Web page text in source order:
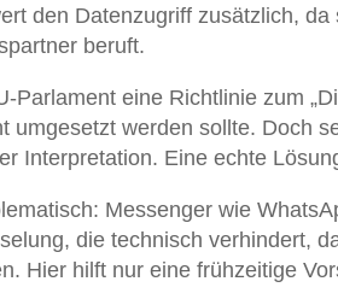
den Datenzugriff zusätzlich,
beruft.
Parlament eine Richtlinie zum
umgesetzt werden sollte. Doch
Interpretation. Eine echte
Messenger wie
die technisch verhindert,
Hier hilft nur eine frühzeitige